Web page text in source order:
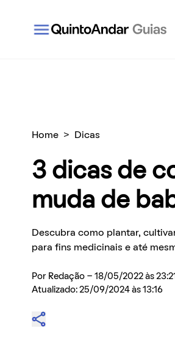
QuintoAndar Guias -
Home > Dicas
3 dicas de
muda de
Descubra como plantar,
para fins medicinais e até
Por Redação - 18/05/2022 às 23:21
Atualizado: 25/09/2024 às 13:16